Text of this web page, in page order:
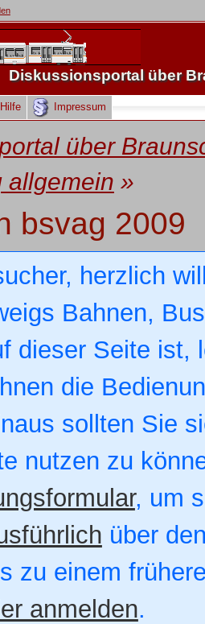
Diskussionsportal über
Hilfe Impressum
über
allgemein »
bsvag 2009
herzlich
Bahnen,
dieser Seite
die
sollten Sie
nutzen zu
, um
über
zu einem
anmelden.